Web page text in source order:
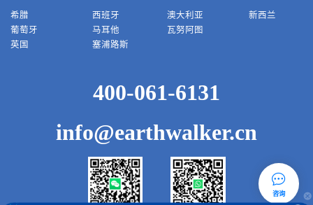
希腊
西班牙
葡萄牙
马耳他
英国
塞浦路斯
澳大利亚
新西兰
瓦努阿图
400-061-6131
info@earthwalker.cn
咨询